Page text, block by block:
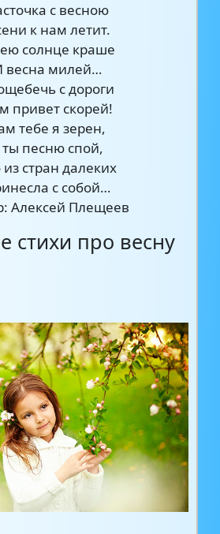
с весною
к нам летит.
солнце краше
весна милей…
с дороги
привет скорей!
тебе я зерен,
песню спой,
из стран далеких
с собой…
Алексей Плещеев
стихи про весну